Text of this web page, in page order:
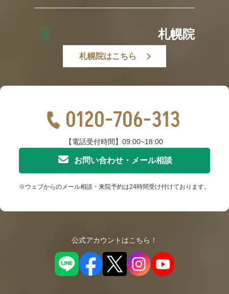
札幌院
札幌院はこちら
0120-706-313
【電話受付時間】09:00~18:00
お問い合わせ・メール相談
※ウェブからのメール相談・来院予約は24時間受け付けております。
公式アカウントはこちら！